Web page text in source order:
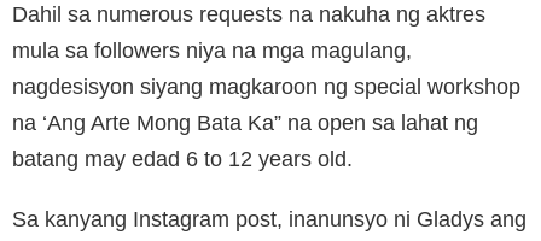
Dahil sa numerous requests na nakuha ng aktres
mula sa followers niya na mga magulang,
nagdesisyon siyang magkaroon ng special workshop
na ‘Ang Arte Mong Bata Ka” na open sa lahat ng
batang may edad 6 to 12 years old.
Sa kanyang Instagram post, inanunsyo ni Gladys ang